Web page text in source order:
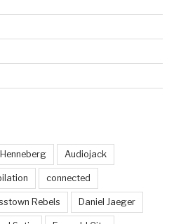
Audiojack
connected
Rebels Daniel Jaeger